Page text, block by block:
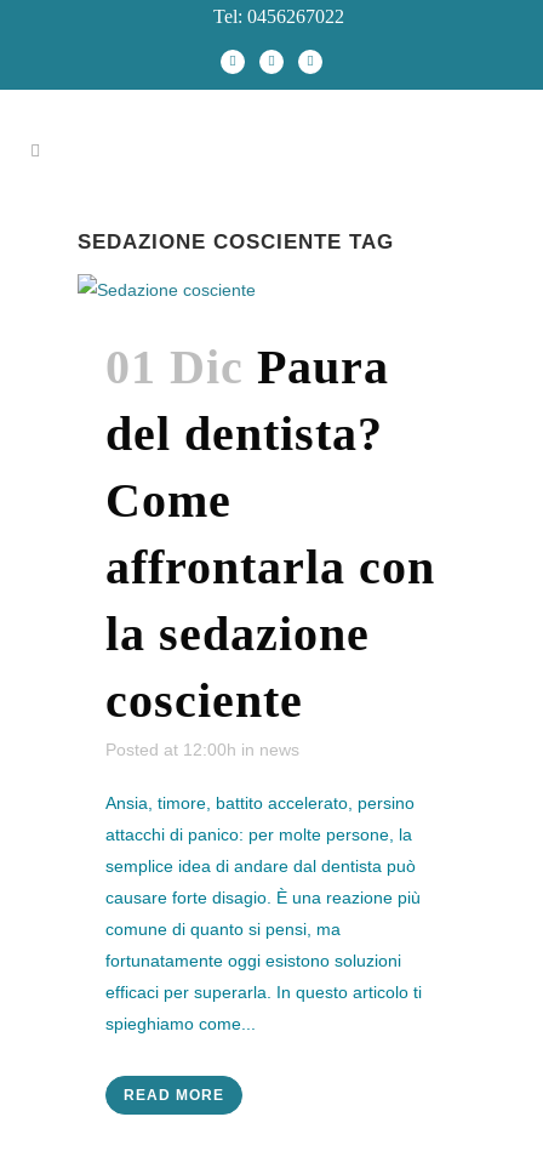
Tel: 0456267022
SEDAZIONE COSCIENTE TAG
01 Dic Paura
del dentista?
Come
affrontarla con
la sedazione
cosciente
Posted at 12:00h in news
Ansia, timore, battito accelerato, persino
attacchi di panico: per molte persone, la
semplice idea di andare dal dentista può
causare forte disagio. È una reazione più
comune di quanto si pensi, ma
fortunatamente oggi esistono soluzioni
efficaci per superarla. In questo articolo ti
spieghiamo come...
READ MORE